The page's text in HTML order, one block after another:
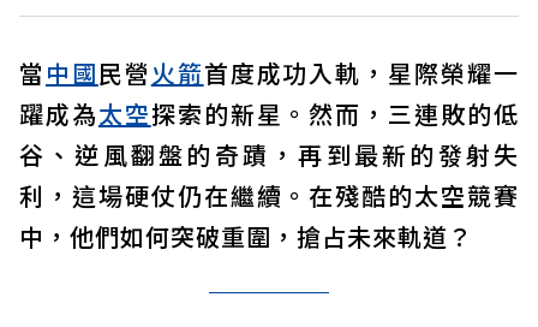
當 中國民營 火箭首度成功入軌，星際榮耀一
躍成為太空探索的新星。然而，三連敗的低
谷、逆風翻盤的奇蹟，再到最新的發射失
利，這場硬仗仍在繼續。在殘酷的太空競賽
中，他們如何突破重圍，搶占未來軌道？